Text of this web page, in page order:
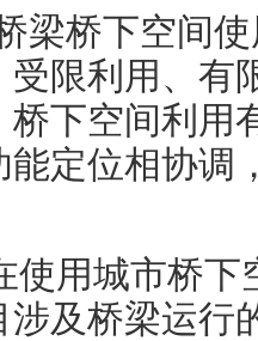
梁桥下空间
受限利用、有
下空间利用
定位相协调
使用城市桥下
及桥梁运行